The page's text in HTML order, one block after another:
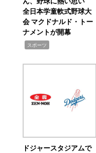
全日本学童軟式野球大
会 マクドナルド・トー
ナメントが開幕
スポーツ
ドジャースタジアムで